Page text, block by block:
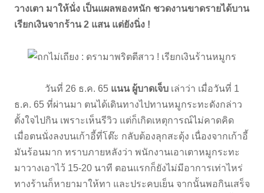
วางเตา มาให้นั่ง เป็นแผลพองหนัก ชวดงานขาดรายได้บาน
เรียกเงินจากร้าน 2 แสน แต่ยังนิ่ง !
วันที่ 26 ธ.ค. 65 แนน ผู้บาดเจ็บ เล่าว่า เมื่อวันที่ 1
ธ.ค. 65 ที่ผ่านมา ตนได้เดินทางไปทานหมูกระทะดังกล่าว
ตั้งใจไปกิน เพราะเห็นรีวิว แต่ก็เกิดเหตุการณ์ไม่คาดคิด
เมื่อตนนั่งลงบนเก้าอี้ที่โต๊ะ กลับต้องลุกสะดุ้ง เนื่องจากเก้าอี้
มันร้อนมาก ทราบภายหลังว่า พนักงานเอาเตาหมูกระทะ
มาวางเอาไว้ 15-20 นาที ตอนแรกก็ยังไม่มีอาการเท่าไหร่
ทางร้านก็หายามาให้ทา และประคบเย็น จากนั้นพอกินเสร็จ